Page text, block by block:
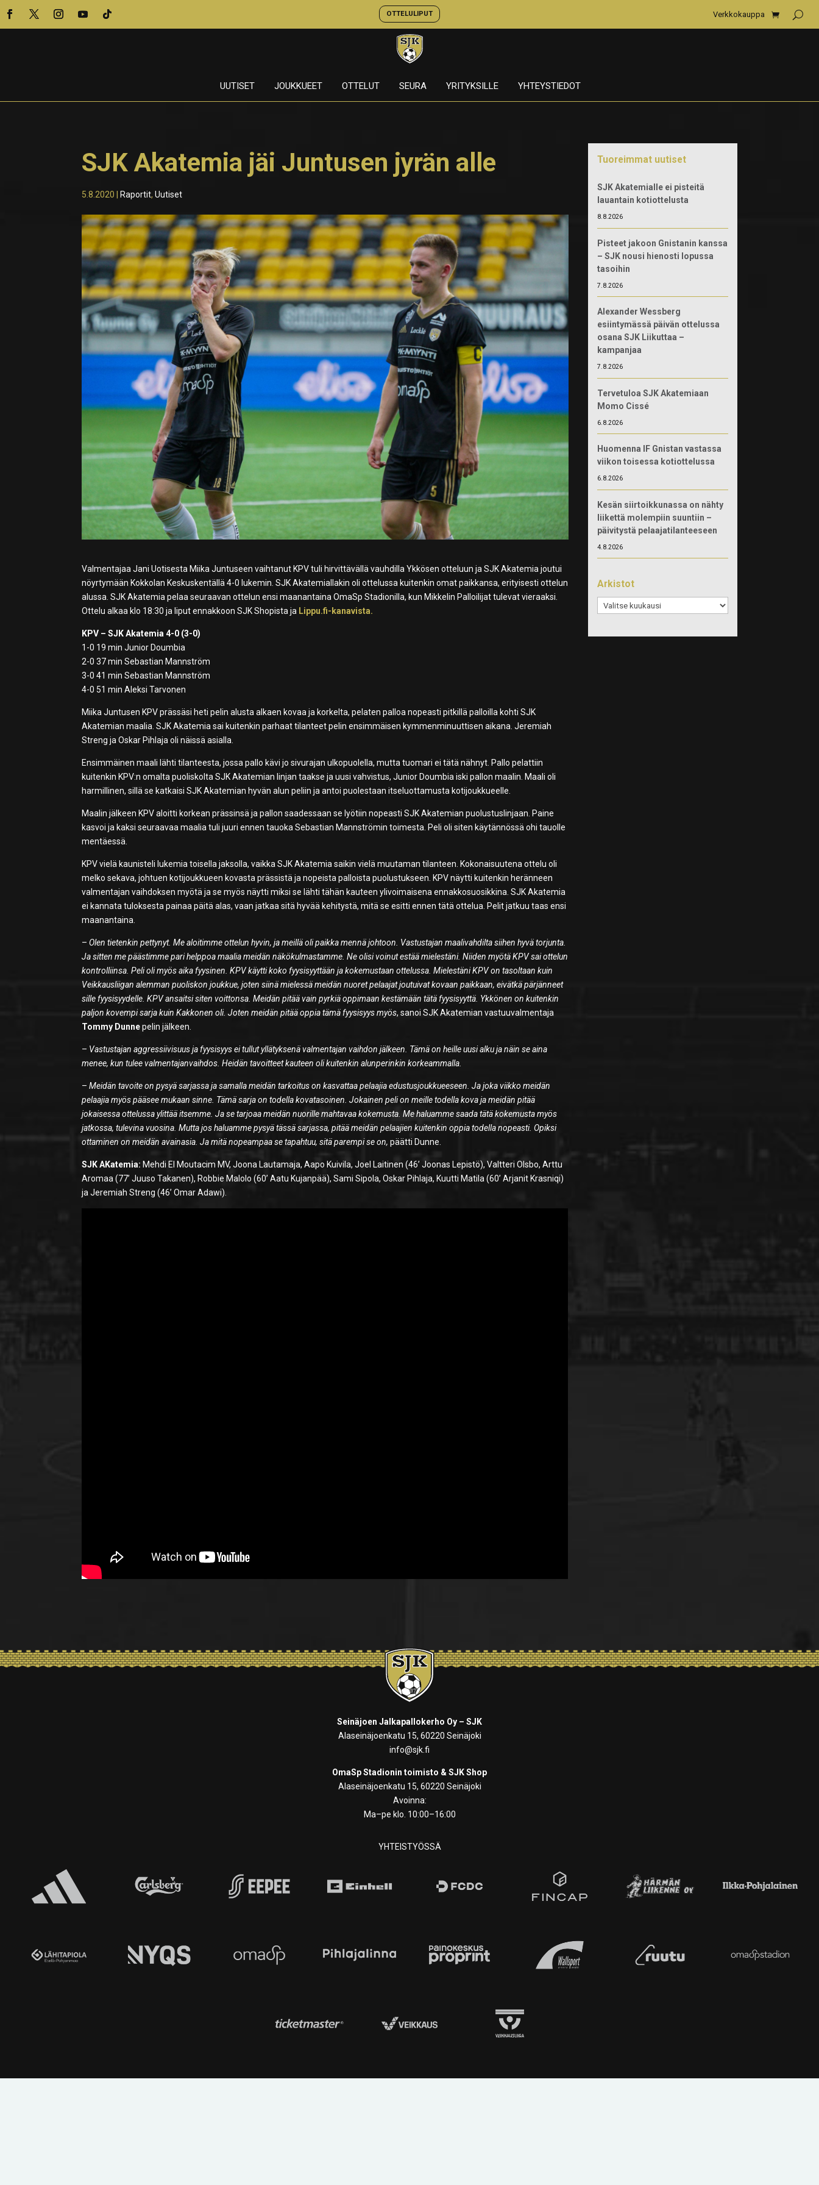
OTTELULIPUT Verkkokauppa
UUTISET JOUKKUEET OTTELUT SEURA YRITYKSILLE YHTEYSTIEDOT
SJK Akatemia jäi Juntusen jyrän alle
5.8.2020 Raportit,Uutiset
Valmentajaa Jani Uotisesta Miika Juntuseen vaihtanut KPV tuli hirvittävällä vauhdilla Ykkösen otteluun ja SJK Akatemia joutui
nöyrtymään Kokkolan Keskuskentällä 4-0 lukemin. SJK Akatemiallakin oli ottelussa kuitenkin omat paikkansa, erityisesti ottelun
alussa. SJK Akatemia pelaa seuraavan ottelun ensi maanantaina OmaSp Stadionilla, kun Mikkelin Palloilijat tulevat vieraaksi.
Ottelu alkaa klo 18:30 ja liput ennakkoon SJK Shopista ja Lippu.fi-kanavista.
KPV – SJK Akatemia 4-0 (3-0)
1-0 19 min Junior Doumbia
2-0 37 min Sebastian Mannström
3-0 41 min Sebastian Mannström
4-0 51 min Aleksi Tarvonen
Miika Juntusen KPV prässäsi heti pelin alusta alkaen kovaa ja korkelta, pelaten palloa nopeasti pitkillä palloilla kohti SJK
Akatemian maalia. SJK Akatemia sai kuitenkin parhaat tilanteet pelin ensimmäisen kymmenminuuttisen aikana. Jeremiah
Streng ja Oskar Pihlaja oli näissä asialla.
Ensimmäinen maali lähti tilanteesta, jossa pallo kävi jo sivurajan ulkopuolella, mutta tuomari ei tätä nähnyt. Pallo pelattiin
kuitenkin KPV:n omalta puoliskolta SJK Akatemian linjan taakse ja uusi vahvistus, Junior Doumbia iski pallon maalin. Maali oli
harmillinen, sillä se katkaisi SJK Akatemian hyvän alun peliin ja antoi puolestaan itseluottamusta kotijoukkueelle.
Maalin jälkeen KPV aloitti korkean prässinsä ja pallon saadessaan se lyötiin nopeasti SJK Akatemian puolustuslinjaan. Paine
kasvoi ja kaksi seuraavaa maalia tuli juuri ennen tauoka Sebastian Mannströmin toimesta. Peli oli siten käytännössä ohi tauolle
mentäessä.
KPV vielä kaunisteli lukemia toisella jaksolla, vaikka SJK Akatemia saikin vielä muutaman tilanteen. Kokonaisuutena ottelu oli
melko sekava, johtuen kotijoukkueen kovasta prässistä ja nopeista palloista puolustukseen. KPV näytti kuitenkin heränneen
valmentajan vaihdoksen myötä ja se myös näytti miksi se lähti tähän kauteen ylivoimaisena ennakkosuosikkina. SJK Akatemia
ei kannata tuloksesta painaa päitä alas, vaan jatkaa sitä hyvää kehitystä, mitä se esitti ennen tätä ottelua. Pelit jatkuu taas ensi
maanantaina.
–Olen tietenkin pettynyt. Me aloitimme ottelun hyvin, ja meillä oli paikka mennä johtoon. Vastustajan maalivahdilta siihen hyvä torjunta.
Ja sitten me päästimme pari helppoa maalia meidän näkökulmastamme. Ne olisi voinut estää mielestäni. Niiden myötä KPV sai ottelun
kontrolliinsa. Peli oli myös aika fyysinen. KPV käytti koko fyysisyyttään ja kokemustaan ottelussa. Mielestäni KPV on tasoltaan kuin
Veikkausliigan alemman puoliskon joukkue, joten siinä mielessä meidän nuoret pelaajat joutuivat kovaan paikkaan, eivätkä pärjänneet
sille fyysisyydelle. KPV ansaitsi siten voittonsa. Meidän pitää vain pyrkiä oppimaan kestämään tätä fyysisyyttä. Ykkönen on kuitenkin
paljon kovempi sarja kuin Kakkonen oli. Joten meidän pitää oppia tämä fyysisyys myös, sanoi SJK Akatemian vastuuvalmentaja
Tommy Dunnepelin jälkeen.
– Vastustajan aggressiivisuus ja fyysisyys ei tullut yllätyksenä valmentajan vaihdon jälkeen. Tämä on heille uusi alku ja näin se aina
menee, kun tulee valmentajanvaihdos. Heidän tavoitteet kauteen oli kuitenkin alunperinkin korkeammalla.
–Meidän tavoite on pysyä sarjassa ja samalla meidän tarkoitus on kasvattaa pelaajia edustusjoukkueeseen. Ja joka viikko meidän
pelaajia myös pääsee mukaan sinne. Tämä sarja on todella kovatasoinen. Jokainen peli on meille todella kova ja meidän pitää
jokaisessa ottelussa ylittää itsemme. Ja se tarjoaa meidän nuorille mahtavaa kokemusta. Me haluamme saada tätä kokemusta myös
jatkossa, tulevina vuosina. Mutta jos haluamme pysyä tässä sarjassa, pitää meidän pelaajien kuitenkin oppia todella nopeasti. Opiksi
ottaminen on meidän avainasia. Ja mitä nopeampaa se tapahtuu, sitä parempi se on, päätti Dunne.
SJK AKatemia: Mehdi El Moutacim MV, Joona Lautamaja, Aapo Kuivila, Joel Laitinen (46’ Joonas Lepistö), Valtteri Olsbo, Arttu
Aromaa (77’ Juuso Takanen), Robbie Malolo (60’ Aatu Kujanpää), Sami Sipola, Oskar Pihlaja, Kuutti Matila (60’ Arjanit Krasniqi)
ja Jeremiah Streng (46’ Omar Adawi).
Tuoreimmat uutiset
SJK Akatemialle ei pisteitä
lauantain kotiottelusta
8.8.2026
Pisteet jakoon Gnistanin kanssa
– SJK nousi hienosti lopussa
tasoihin
7.8.2026
Alexander Wessberg
esiintymässä päivän ottelussa
osana SJK Liikuttaa –
kampanjaa
7.8.2026
Tervetuloa SJK Akatemiaan
Momo Cissé
6.8.2026
Huomenna IF Gnistan vastassa
viikon toisessa kotiottelussa
6.8.2026
Kesän siirtoikkunassa on nähty
liikettä molempiin suuntiin –
päivitystä pelaajatilanteeseen
4.8.2026
Arkistot
Arkistot
Seinäjoen Jalkapallokerho Oy – SJK
Alaseinäjoenkatu 15, 60220 Seinäjoki
info@sjk.fi
OmaSp Stadionin toimisto & SJK Shop
Alaseinäjoenkatu 15, 60220 Seinäjoki
Avoinna:
Ma–pe klo. 10:00–16:00
YHTEISTYÖSSÄ